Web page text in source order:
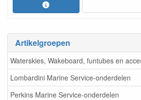
Artikelgroepen
Waterskies, Wakeboard, funtubes en
Lombardini Marine Service-onderdelen
Perkins Marine Service-onderdelen